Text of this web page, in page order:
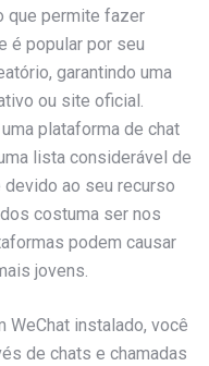
que permite fazer
é popular por seu
garantindo uma
ou site oficial.
plataforma de chat
lista considerável de
ao seu recurso
costuma ser nos
podem causar
jovens.
WeChat instalado, você
de chats e chamadas